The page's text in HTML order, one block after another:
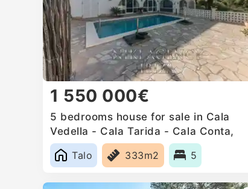
1 550 000€
5 bedrooms house for sale in Cala
Vedella - Cala Tarida - Cala Conta,
Spain
Talo
333m2 5